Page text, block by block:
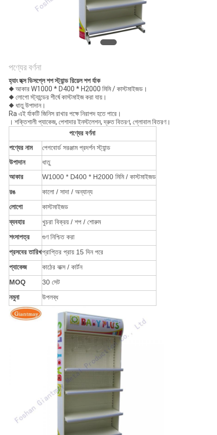
পণ্যের বর্ণনা
হ্যাং হুক্স ডিসপ্লে শপ স্ট্যান্ড রিয়েল শপ র্যাক
◆ আকার W1000 * D400 * H2000 মিমি / কাস্টমাইজড।
◆ লোগো স্ট্যান্ডের শীর্ষে কাস্টমাইজ করা যায়।
◆ ধাতু উপাদান।
Ra এই র্যাকটি জিনিস রাখার পক্ষে নিরাপদ হতে পারে।
। শক্তিশালী প্যাকেজ, পেশাদার ইনস্টলেশন, দ্রুত বিতরণ, গ্লোবাল বিতরণ।
পণ্যের বর্ণনা
পণ্যের নাম
পেগবোর্ড সরঞ্জাম প্রদর্শন স্ট্যান্ড
উপাদান
ধাতু
আকার
W1000 * D400 * H2000 মিমি / কাস্টমাইজড
রঙ
কালো / সাদা / অন্যান্য
লোগো
কাস্টমাইজড
ব্যবহার
খুচরা বিক্রয় / শপ / শোরুম
শংসাপত্র
গুণ নিশ্চিত করা
প্রসবের তারিখপ্রাপ্তির প্রায় 15 দিন পরে
প্যাকেজ
কাঠের বাক্স / কার্টন
MOQ
30 সেট
নমুনা
উপলব্ধ